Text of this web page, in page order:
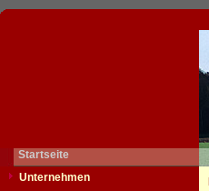
Startseite
Unternehmen